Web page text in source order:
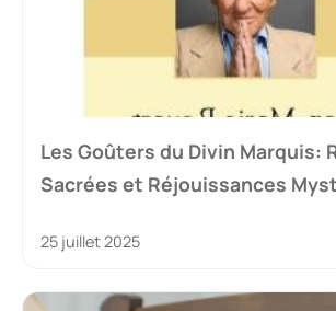
Les Goûters du Divin Marquis:
Sacrées et Réjouissances
25 juillet 2025